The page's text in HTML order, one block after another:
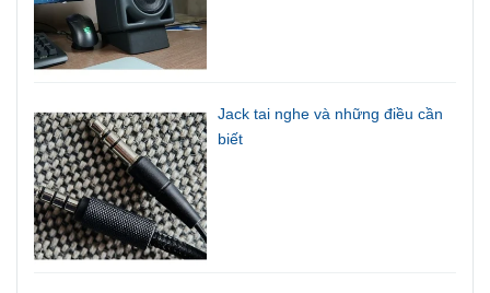
Jack tai nghe và những điều cần
biết